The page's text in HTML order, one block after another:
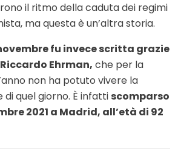
il ritmo della caduta dei regimi
ma questa è un’altra storia.
fu invece scritta grazie
Ehrman, che per la
non ha potuto vivere la
quel giorno. È infatti scomparso
2021 a Madrid, all’età di 92